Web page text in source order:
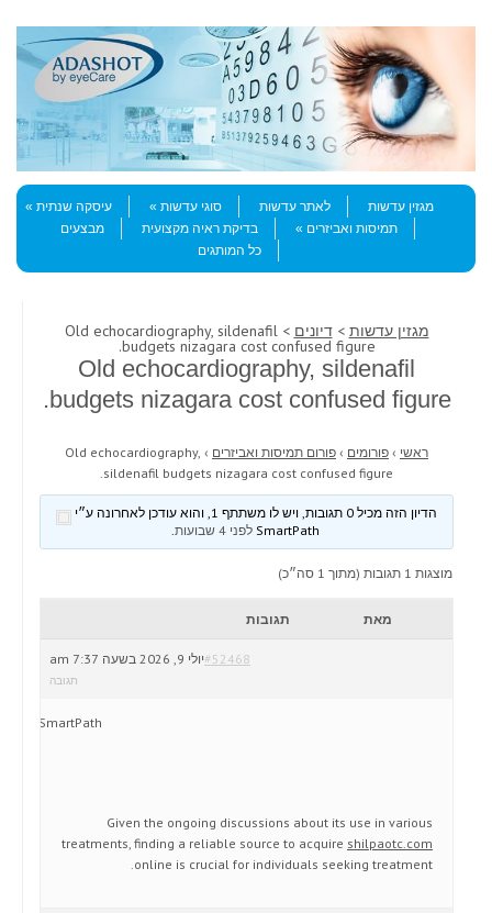
Menu
Skip to content
מגזין עדשות
לאתר עדשות סוגי עדשות
עיסקה שנתית
תמיסות ואביזרים
בדיקת ראיה מקצועית
מבצעים
כל המותגים
מגזין עדשות >דיונים > Old echocardiography, sildenafil
budgets nizagara cost confused figure.
Old echocardiography, sildenafil
budgets nizagara cost confused figure.
ראשי › פורומים › פורום תמיסות ואביזרים ›
Old echocardiography,
sildenafil budgets nizagara cost confused figure.
הדיון הזה מכיל 0 תגובות, ויש לו משתתף 1, והוא עודכן לאחרונה ע״י
לפני 4 שבועות .
מוצגות 1 תגובות (מתוך 1 סה״כ)
מאת תגובות
יולי 9, 2026 בשעה 7:37 am#52468
תגובה
SmartPath
Given the ongoing discussions about its use in various
treatments, finding a reliable source to acquire shilpaotc.com
online is crucial for individuals seeking treatment.